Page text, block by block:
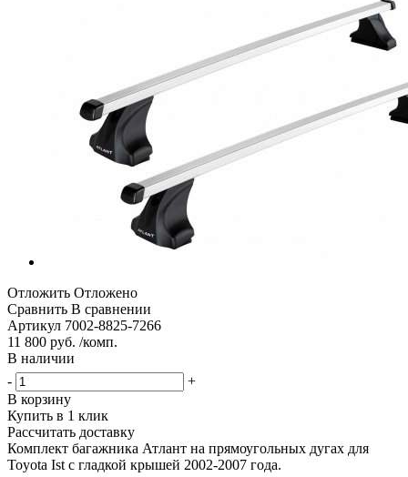
Отложить Отложено
Сравнить В сравнении
Артикул 7002-8825-7266
11 800 руб. /комп.
В наличии
-
+
В корзину
Купить в 1 клик
Рассчитать доставку
Комплект багажника Атлант на прямоугольных дугах для
Toyota Ist с гладкой крышей 2002-2007 года.